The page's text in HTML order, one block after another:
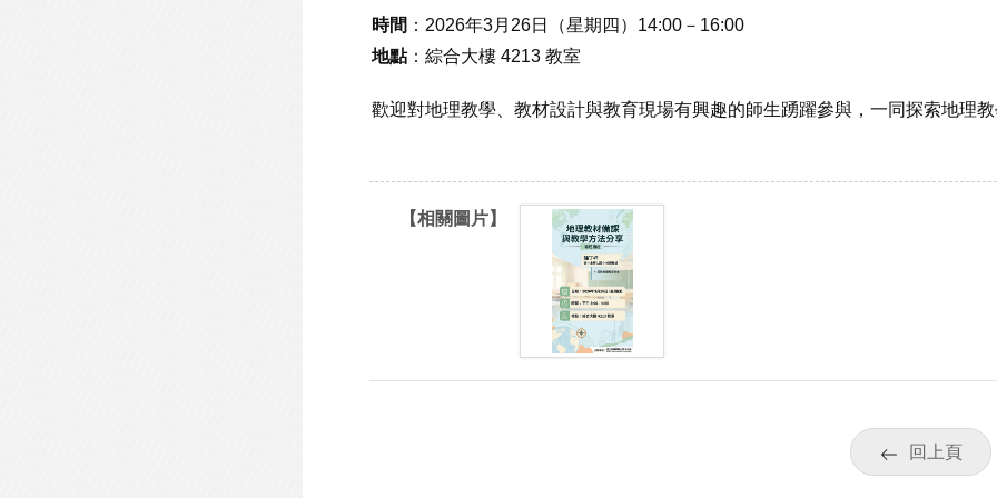
時間 ：2026年3月26日（星期四）14:00－16:00
地點：綜合大樓 4213 教室
歡迎對地理教學、教材設計與教育現場有興趣的師生踴躍參與，一同探索地理教
【相關圖片】
回上頁